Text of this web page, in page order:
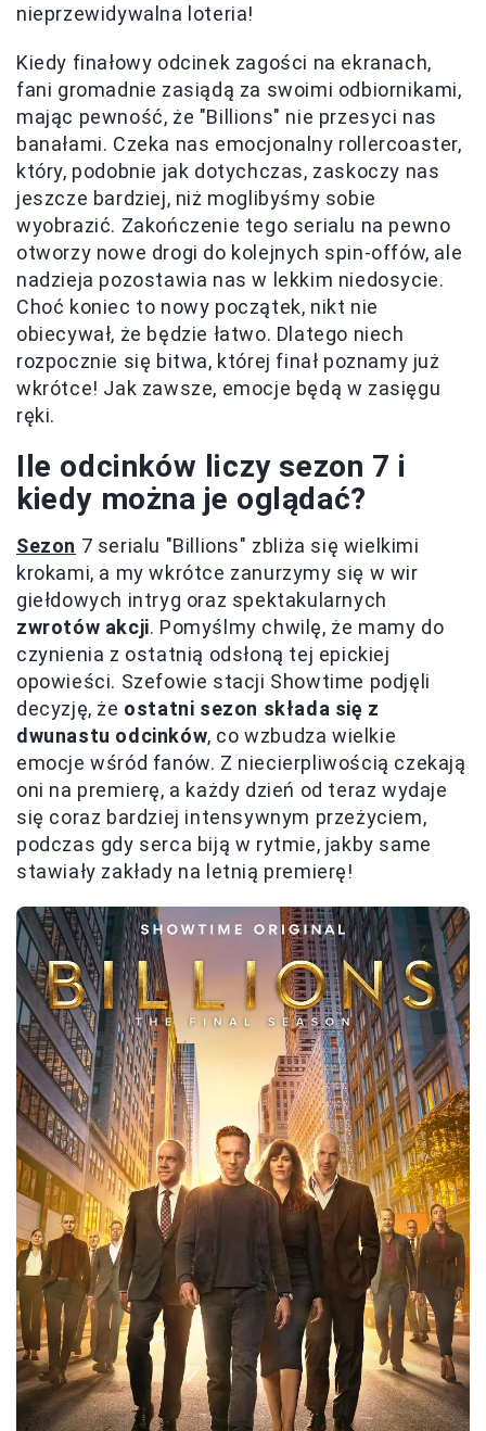
nieprzewidywalna loteria!
Kiedy finałowy odcinek zagości na ekranach,
fani gromadnie zasiądą za swoimi odbiornikami,
mając pewność, że "Billions" nie przesyci nas
banałami. Czeka nas emocjonalny rollercoaster,
który, podobnie jak dotychczas, zaskoczy nas
jeszcze bardziej, niż moglibyśmy sobie
wyobrazić. Zakończenie tego serialu na pewno
otworzy nowe drogi do kolejnych spin-offów, ale
nadzieja pozostawia nas w lekkim niedosycie.
Choć koniec to nowy początek, nikt nie
obiecywał, że będzie łatwo. Dlatego niech
rozpocznie się bitwa, której finał poznamy już
wkrótce! Jak zawsze, emocje będą w zasięgu
ręki.
Ile odcinków liczy sezon 7 i
kiedy można je oglądać?
Sezon 7 serialu "Billions" zbliża się wielkimi
krokami, a my wkrótce zanurzymy się w wir
giełdowych intryg oraz spektakularnych
zwrotów akcji. Pomyślmy chwilę, że mamy do
czynienia z ostatnią odsłoną tej epickiej
opowieści. Szefowie stacji Showtime podjęli
decyzję, że ostatni sezon składa się z
dwunastu odcinków, co wzbudza wielkie
emocje wśród fanów. Z niecierpliwością czekają
oni na premierę, a każdy dzień od teraz wydaje
się coraz bardziej intensywnym przeżyciem,
podczas gdy serca biją w rytmie, jakby same
stawiały zakłady na letnią premierę!